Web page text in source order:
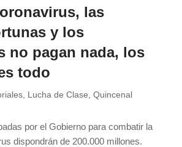
las
y los
no pagan nada, los
todo
, Lucha de Clase, Quincenal
por el Gobierno para combatir la
dispondrán de 200.000 millones.